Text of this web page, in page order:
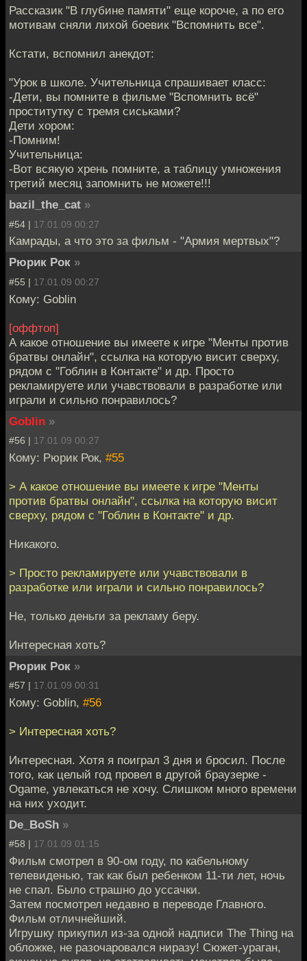
Рассказик "В глубине памяти" еще короче, а по его
мотивам сняли лихой боевик "Вспомнить все".
Кстати, вспомнил анекдот:
"Урок в школе. Учительница спрашивает класс:
-Дети, вы помните в фильме "Вспомнить всё"
проститутку с тремя сиськами?
Дети хором:
-Помним!
Учительница:
-Вот всякую хрень помните, а таблицу умножения
третий месяц запомнить не можете!!!
bazil_the_cat »
#54 | 17.01.09 00:27
Камрады, а что это за фильм - "Армия мертвых"?
Рюрик Рок »
#55 | 17.01.09 00:27
Кому: Goblin
[оффтоп]
А какое отношение вы имеете к игре "Менты против
братвы онлайн", ссылка на которую висит сверху,
рядом с "Гоблин в Контакте" и др. Просто
рекламируете или учавствовали в разработке или
играли и сильно понравилось?
Goblin »
#56 | 17.01.09 00:27
Кому: Рюрик Рок, #55
> А какое отношение вы имеете к игре "Менты
против братвы онлайн", ссылка на которую висит
сверху, рядом с "Гоблин в Контакте" и др.
Никакого.
> Просто рекламируете или учавствовали в
разработке или играли и сильно понравилось?
Не, только деньги за рекламу беру.
Интересная хоть?
Рюрик Рок »
#57 | 17.01.09 00:31
Кому: Goblin, #56
> Интересная хоть?
Интересная. Хотя я поиграл 3 дня и бросил. После
того, как целый год провел в другой браузерке -
Ogame, увлекаться не хочу. Слишком много времени
на них уходит.
De_BoSh »
#58 | 17.01.09 01:15
Фильм смотрел в 90-ом году, по кабельному
телевиденью, так как был ребенком 11-ти лет, ночь
не спал. Было страшно до уссачки.
Затем посмотрел недавно в переводе Главного.
Фильм отличнейший.
Игрушку прикупил из-за одной надписи The Thing на
обложке, не разочаровался ниразу! Сюжет-ураган,